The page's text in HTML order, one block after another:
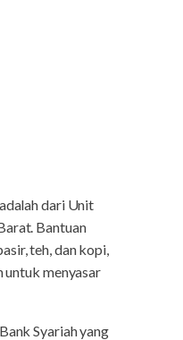
dari Unit
Bantuan
teh, dan kopi,
untuk menyasar
Syariah yang